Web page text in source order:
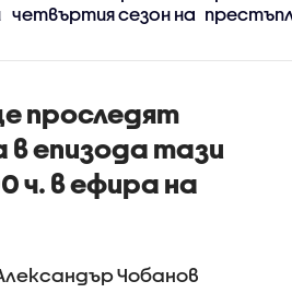
четвъртия сезон на
Международни
проследят
епизода тази
ч. в ефира на
Чобанов